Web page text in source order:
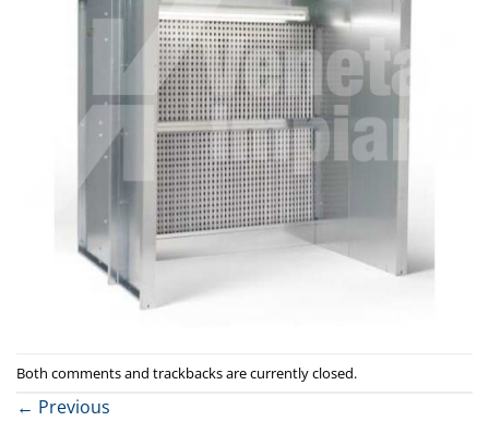
Both comments and trackbacks are currently closed.
← Previous